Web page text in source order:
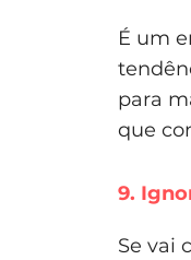
É um
para
que
9.
Se vai